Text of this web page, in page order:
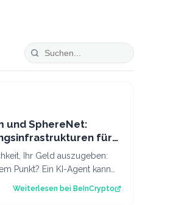
und SphereNet:
für
Ihr Geld auszugeben:
Punkt? Ein KI-Agent kann
Weiterlesen bei BeInCrypto